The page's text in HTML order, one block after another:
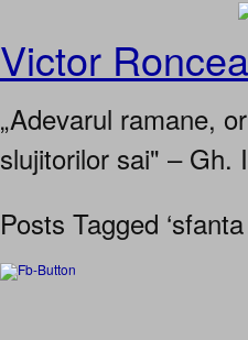
Victor
„Adevarul ramane,
slujitorilor sai" – Gh.
Posts Tagged ‘sfanta